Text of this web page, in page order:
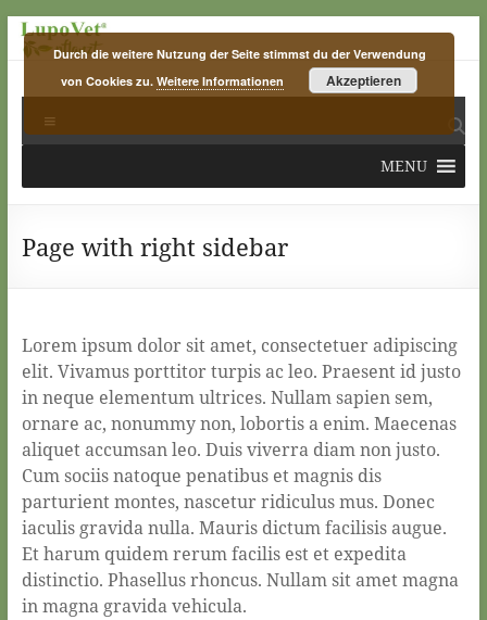
Skip
LupoVet
pflanzt
plants
planet
MENU
Page with right sidebar
Lorem ipsum dolor sit amet, consectetuer adipiscing
elit. Vivamus porttitor turpis ac leo. Praesent id justo
in neque elementum ultrices. Nullam sapien sem,
ornare ac, nonummy non, lobortis a enim. Maecenas
aliquet accumsan leo. Duis viverra diam non justo.
Cum sociis natoque penatibus et magnis dis
parturient montes, nascetur ridiculus mus. Donec
iaculis gravida nulla. Mauris dictum facilisis augue.
Et harum quidem rerum facilis est et expedita
distinctio. Phasellus rhoncus. Nullam sit amet magna
in magna gravida vehicula.
Durch die weitere Nutzung der Seite stimmst du der Verwendung
von Cookies zu.Weitere Informationen Akzeptieren